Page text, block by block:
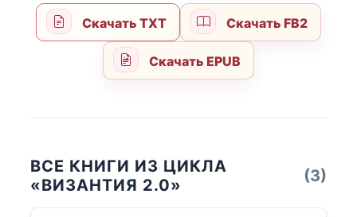
Скачать TXT Скачать FB2
Скачать EPUB
ВСЕ КНИГИ ИЗ ЦИКЛА
«ВИЗАНТИЯ 2.0»
(3)